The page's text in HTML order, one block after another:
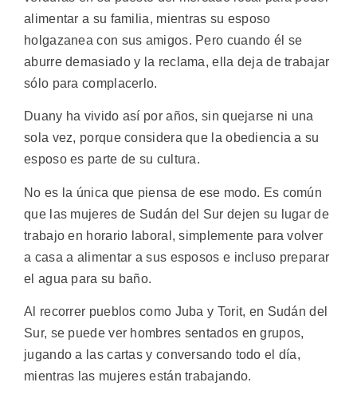
alimentar a su familia, mientras su esposo
holgazanea con sus amigos. Pero cuando él se
aburre demasiado y la reclama, ella deja de trabajar
sólo para complacerlo.
Duany ha vivido así por años, sin quejarse ni una
sola vez, porque considera que la obediencia a su
esposo es parte de su cultura.
No es la única que piensa de ese modo. Es común
que las mujeres de Sudán del Sur dejen su lugar de
trabajo en horario laboral, simplemente para volver
a casa a alimentar a sus esposos e incluso preparar
el agua para su baño.
Al recorrer pueblos como Juba y Torit, en Sudán del
Sur, se puede ver hombres sentados en grupos,
jugando a las cartas y conversando todo el día,
mientras las mujeres están trabajando.